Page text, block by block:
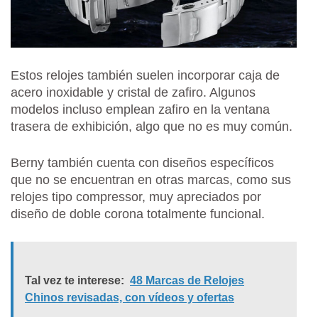
Estos relojes también suelen incorporar caja de
acero inoxidable y cristal de zafiro. Algunos
modelos incluso emplean zafiro en la ventana
trasera de exhibición, algo que no es muy común.
Berny también cuenta con diseños específicos
que no se encuentran en otras marcas, como sus
relojes tipo compressor, muy apreciados por
diseño de doble corona totalmente funcional.
Tal vez te interese: 48 Marcas de Relojes
Chinos revisadas, con vídeos y ofertas